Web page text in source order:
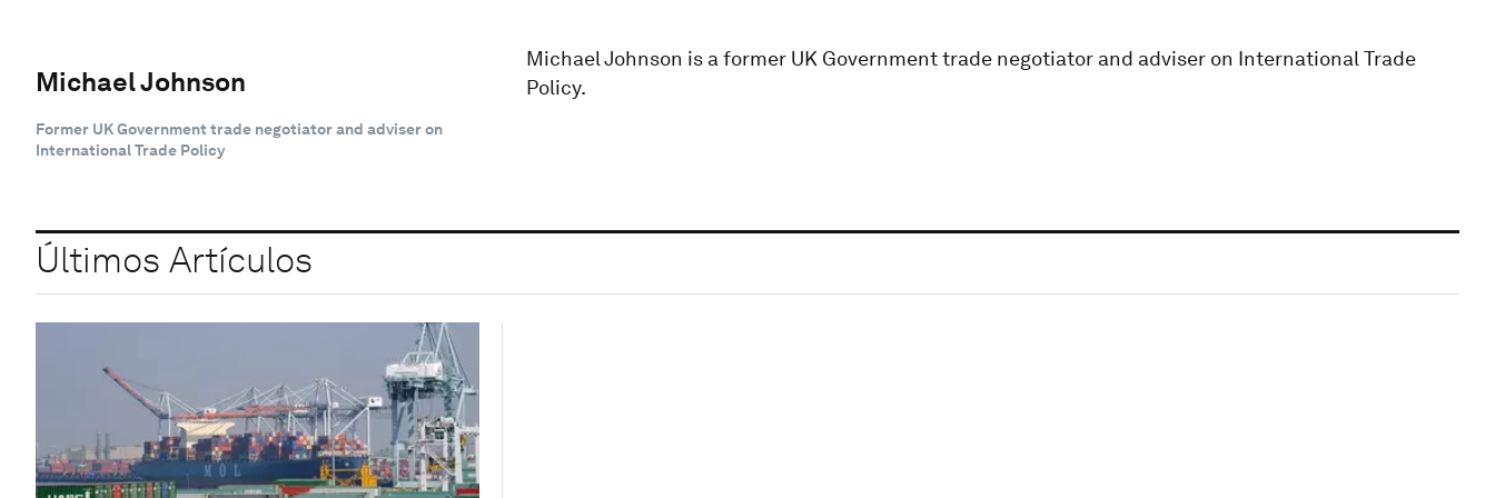
Michael Johnson
Former UK Government trade negotiator and adviser on
International Trade Policy
Michael Johnson is a former UK Government trade negotiator and adviser on International Trade
Policy.
Últimos Artículos